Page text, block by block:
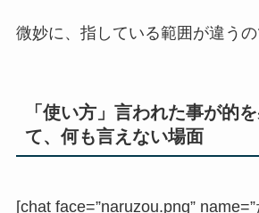
微妙に、指している範囲が違う
「使い方」言われた事が的
て、何も言えない場面
[chat face=”naruzou.png”